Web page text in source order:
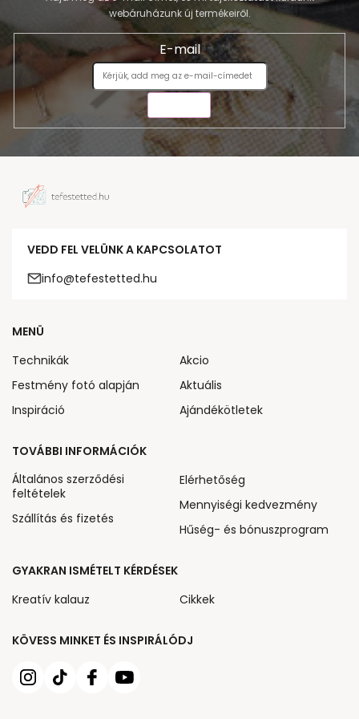
webáruházunk új termékeiről.
E-mail
VEDD FEL VELÜNK A KAPCSOLATOT
info@tefestetted.hu
KÖVESS MINKET ÉS INSPIRÁLÓDJ
MENÜ
Technikák
Festmény fotó alapján
Inspiráció
Akcio
Aktuális
Ajándékötletek
TOVÁBBI INFORMÁCIÓK
Általános szerződési
feltételek
Szállítás és fizetés
Elérhetőség
Mennyiségi kedvezmény
Hűség- és bónuszprogram
GYAKRAN ISMÉTELT KÉRDÉSEK
Kreatív kalauz
Cikkek